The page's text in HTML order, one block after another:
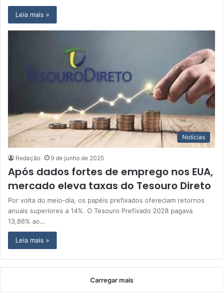
Leia mais »
Notícias
Redação 9 de junho de 2025
Após dados fortes de emprego nos EUA,
mercado eleva taxas do Tesouro Direto
Por volta do meio-dia, os papéis prefixados ofereciam retornos
anuais superiores a 14%. O Tesouro Prefixado 2028 pagava
13,86% ao…
Leia mais »
Carregar mais